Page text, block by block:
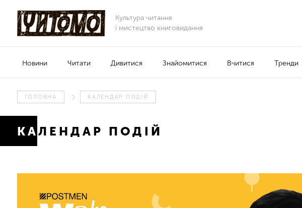
Культура читання
і мистецтво книговидання
Новини Читати Дивитися Знайомитися Вчитися Тренди
ГОЛОВНА КАЛЕНДАР ПОДІЙ
КАЛЕНДАР ПОДІЙ